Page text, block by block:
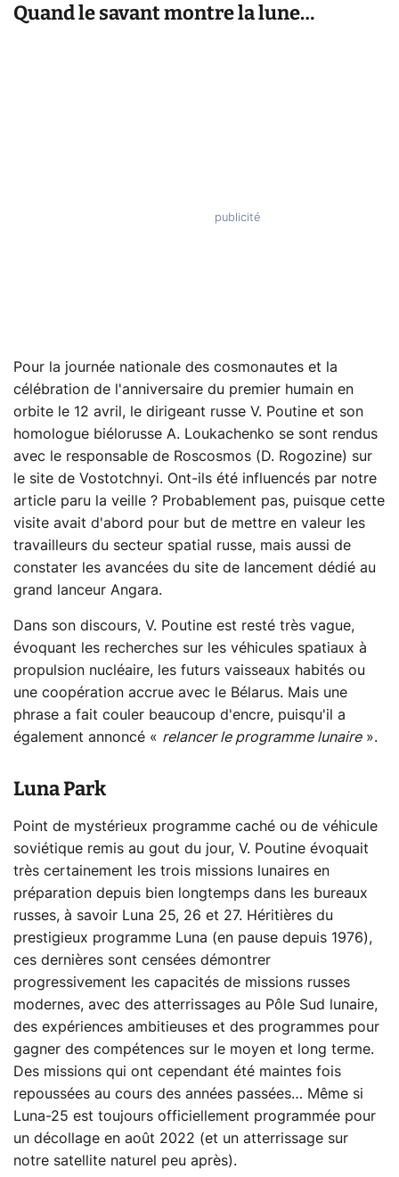
Quand le savant montre la lune…
Pour la journée nationale des cosmonautes et la
célébration de l'anniversaire du premier humain en
orbite le 12 avril, le dirigeant russe V. Poutine et son
homologue biélorusse A. Loukachenko se sont rendus
avec le responsable de Roscosmos (D. Rogozine) sur
le site de Vostotchnyi. Ont-ils été influencés par notre
article paru la veille ? Probablement pas, puisque cette
visite avait d'abord pour but de mettre en valeur les
travailleurs du secteur spatial russe, mais aussi de
constater les avancées du site de lancement dédié au
grand lanceur Angara.
Dans son discours, V. Poutine est resté très vague,
évoquant les recherches sur les véhicules spatiaux à
propulsion nucléaire, les futurs vaisseaux habités ou
une coopération accrue avec le Bélarus. Mais une
phrase a fait couler beaucoup d'encre, puisqu'il a
également annoncé « relancer le programme lunaire».
Luna Park
Point de mystérieux programme caché ou de véhicule
soviétique remis au gout du jour, V. Poutine évoquait
très certainement les trois missions lunaires en
préparation depuis bien longtemps dans les bureaux
russes, à savoir Luna 25, 26 et 27. Héritières du
prestigieux programme Luna (en pause depuis 1976),
ces dernières sont censées démontrer
progressivement les capacités de missions russes
modernes, avec des atterrissages au Pôle Sud lunaire,
des expériences ambitieuses et des programmes pour
gagner des compétences sur le moyen et long terme.
Des missions qui ont cependant été maintes fois
repoussées au cours des années passées… Même si
Luna-25 est toujours officiellement programmée pour
un décollage en août 2022 (et un atterrissage sur
notre satellite naturel peu après).